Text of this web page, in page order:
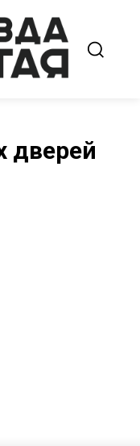
дверей